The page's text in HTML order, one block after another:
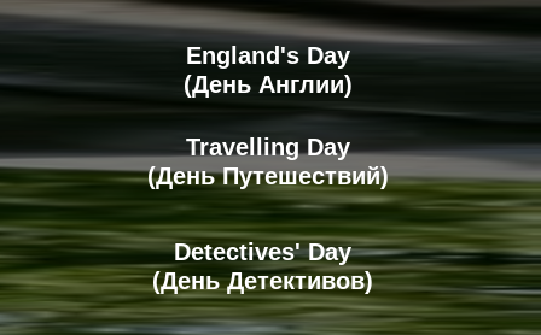
Detectives' Day
(День Детективов)
England's Day
(День Англии)
Travelling Day
(День Путешествий)
преподаватель
английского языка